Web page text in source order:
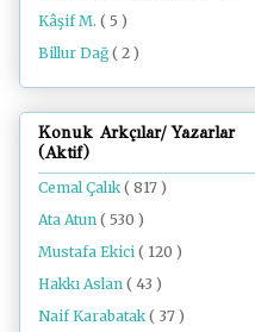
Kâşif M. ( 5 )
Billur Dağ ( 2 )
Konuk Arkçılar/ Yazarlar
(Aktif)
Cemal Çalık( 817 )
Ata Atun ( 530 )
Mustafa Ekici ( 120 )
Hakkı Aslan ( 43 )
Naif Karabatak( 37 )